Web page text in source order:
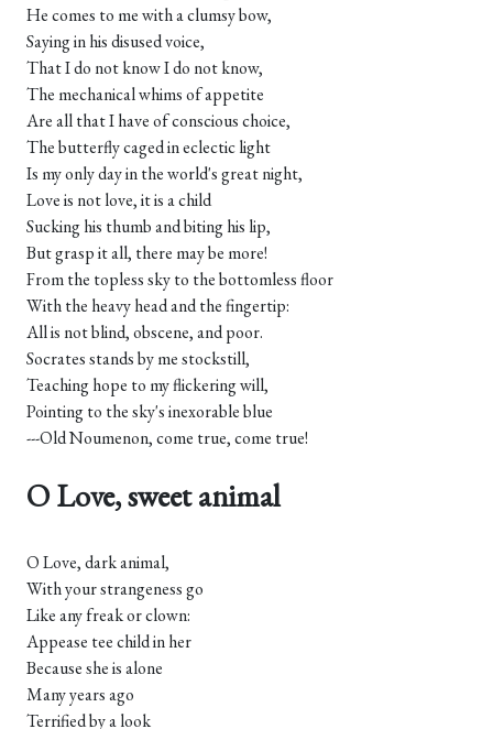
He comes to me with a clumsy bow,
Saying in his disused voice,
That I do not know I do not know,
The mechanical whims of appetite
Are all that I have of conscious choice,
The butterfly caged in eclectic light
Is my only day in the world's great night,
Love is not love, it is a child
Sucking his thumb and biting his lip,
But grasp it all, there may be more!
From the topless sky to the bottomless floor
With the heavy head and the fingertip:
All is not blind, obscene, and poor.
Socrates stands by me stockstill,
Teaching hope to my flickering will,
Pointing to the sky's inexorable blue
---Old Noumenon, come true, come true!
O Love, sweet animal
O Love, dark animal,
With your strangeness go
Like any freak or clown:
Appease tee child in her
Because she is alone
Many years ago
Terrified by a look